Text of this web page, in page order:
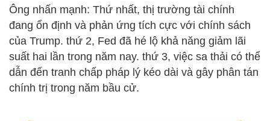
Ông nhấn mạnh: Thứ nhất, thị trường tài chính
đang ổn định và phản ứng tích cực với chính sách
của Trump. thứ 2, Fed đã hé lộ khả năng giảm lãi
suất hai lần trong năm nay. thứ 3, việc sa thải có thể
dẫn đến tranh chấp pháp lý kéo dài và gây phân tán
chính trị trong năm bầu cử.